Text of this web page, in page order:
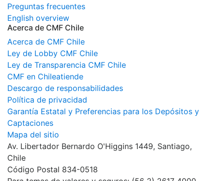
Preguntas frecuentes
English overview
Acerca de CMF Chile
Acerca de CMF Chile
Ley de Lobby CMF Chile
Ley de Transparencia CMF Chile
CMF en Chileatiende
Descargo de responsabilidades
Política de privacidad
Garantía Estatal y Preferencias para los Depósitos y
Captaciones
Mapa del sitio
Av. Libertador Bernardo O'Higgins 1449, Santiago,
Chile
Código Postal 834-0518